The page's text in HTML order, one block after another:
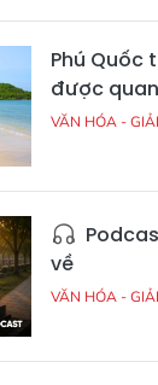
Phú Quốc
được
VĂN HÓA -
về
VĂN HÓA -